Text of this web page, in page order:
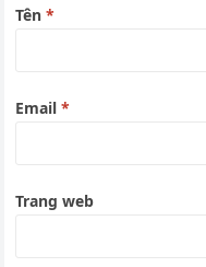
Tên*
Email*
Trang web